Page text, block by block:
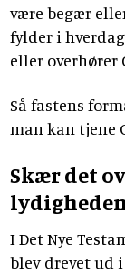
være begær
fylder i
eller overhører
Så fastens
man kan tjene
Skær det
I Det Nye
blev drevet ud